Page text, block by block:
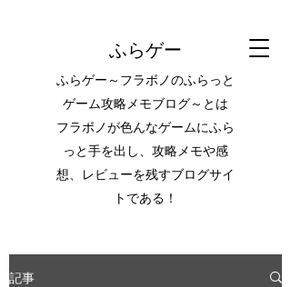
ふらゲー
ふらゲー～フラボノのふらっと
ゲーム攻略メモブログ～とは
フラボノが色んなゲームにふら
っと手を出し、攻略メモや感
想、レビューを残すブログサイ
トである！
記事